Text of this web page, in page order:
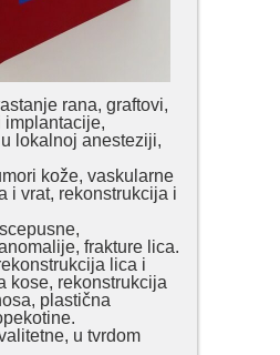
rana, graftovi,
implantacije,
lokalnoj anesteziji,
kože, vaskularne
i vrat, rekonstrukcija i
frakture lica.
lica i
kose, rekonstrukcija
plastična
u tvrdom